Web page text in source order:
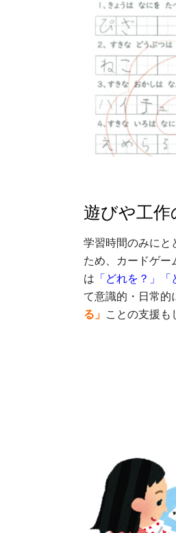
遊びや工作
学習時間のみにと
ため、カードゲ
は 「どれを？」
て意識的・日常的
る」 ことの支援も